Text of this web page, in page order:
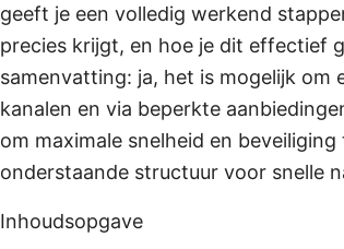
geeft je een volledig werkend
precies krijgt, en hoe je dit effectief
samenvatting: ja, het is mogelijk
kanalen en via beperkte
om maximale snelheid en
onderstaande structuur voor snelle
Inhoudsopgave